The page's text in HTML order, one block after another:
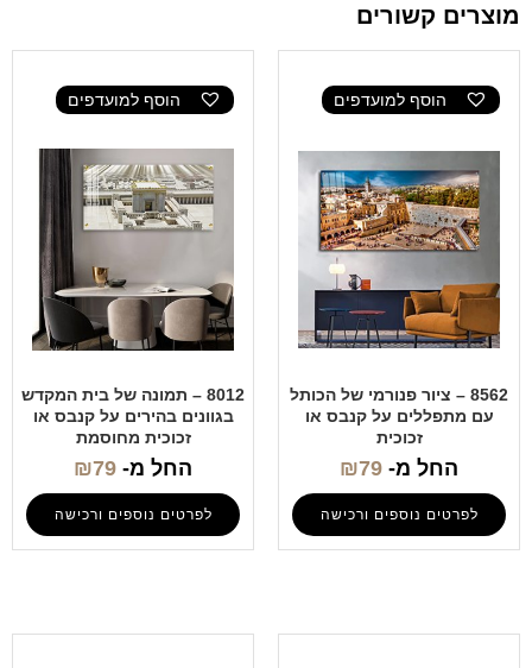
מוצרים קשורים
הוסף למועדפים
8562 – ציור פנורמי של הכותל
עם מתפללים על קנבס או
זכוכית
החל מ- ₪79
לפרטים נוספים ורכישה
הוסף למועדפים
8012 – תמונה של בית המקדש
בגוונים בהירים על קנבס או
זכוכית מחוסמת
החל מ- ₪79
לפרטים נוספים ורכישה